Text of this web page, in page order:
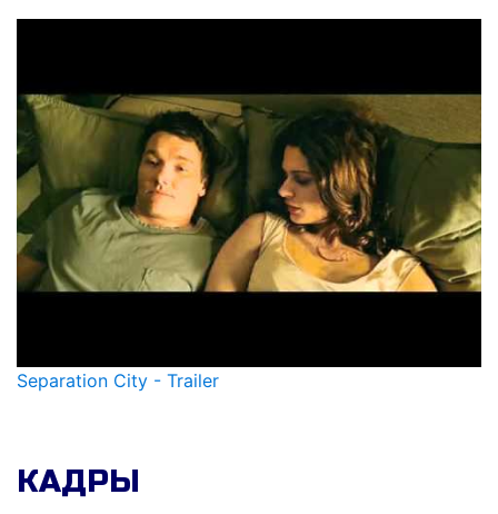
Separation City - Trailer
КАДРЫ